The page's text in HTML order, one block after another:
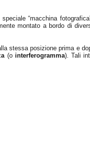
“macchina
montato a bordo di
stessa posizione prima e
(o interferogramma). Tali